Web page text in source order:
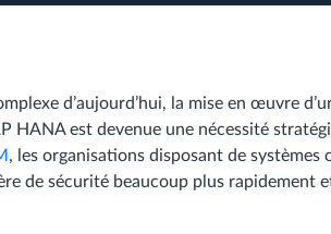
d’aujourd’hui, la mise en œuvre
HANA est devenue une nécessité
, les organisations disposant de systèmes
de sécurité beaucoup plus rapidement